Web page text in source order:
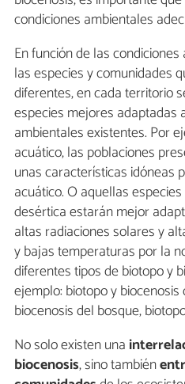
condiciones ambientales
En función de las
las especies y comunidades
diferentes, en cada territorio
especies mejores adaptadas
ambientales existentes. Por
acuático, las poblaciones
unas características idóneas
acuático. O aquellas
desértica estarán mejor
altas radiaciones solares y
y bajas temperaturas por la
diferentes tipos de biotopo y
ejemplo: biotopo y
biocenosis del bosque,
No solo existen una
biocenosis, sino también